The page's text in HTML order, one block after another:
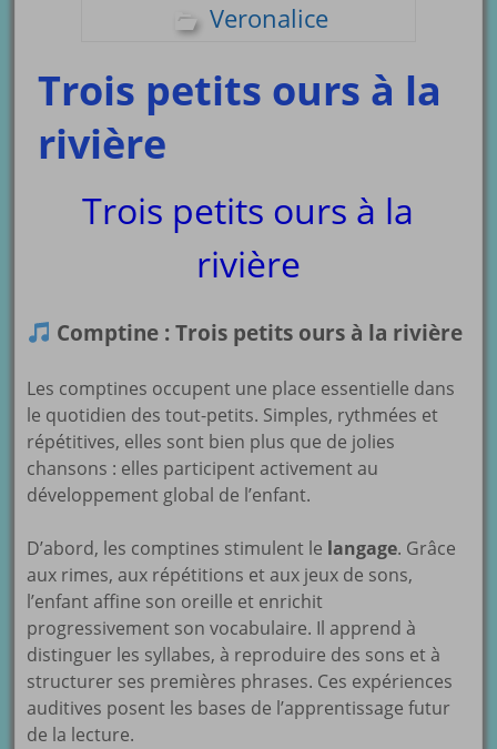
Veronalice
Trois petits ours à la
rivière
Trois petits ours à la
rivière
Comptine : Trois petits ours à la rivière
Les comptines occupent une place essentielle dans
le quotidien des tout-petits. Simples, rythmées et
répétitives, elles sont bien plus que de jolies
chansons : elles participent activement au
développement global de l’enfant.
D’abord, les comptines stimulent le langage. Grâce
aux rimes, aux répétitions et aux jeux de sons,
l’enfant affine son oreille et enrichit
progressivement son vocabulaire. Il apprend à
distinguer les syllabes, à reproduire des sons et à
structurer ses premières phrases. Ces expériences
auditives posent les bases de l’apprentissage futur
de la lecture.